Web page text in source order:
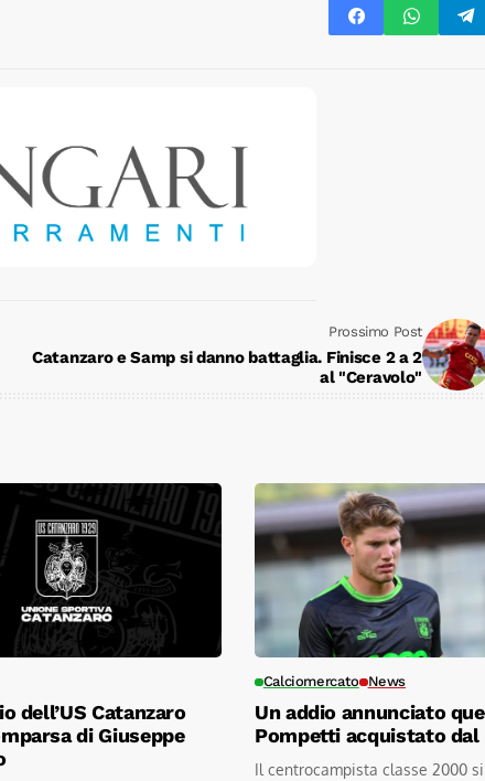
Prossimo Post
Catanzaro e Samp si danno battaglia. Finisce 2 a 2
al "Ceravolo"
dell’US Catanzaro
di Giuseppe
Calciomercato News
Un addio annunciato
Pompetti acquistato dal
Il centrocampista classe 2000